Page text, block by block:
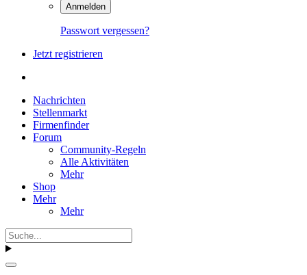
Anmelden
Passwort vergessen?
Jetzt registrieren
Nachrichten
Stellenmarkt
Firmenfinder
Forum
Community-Regeln
Alle Aktivitäten
Mehr
Shop
Mehr
Mehr